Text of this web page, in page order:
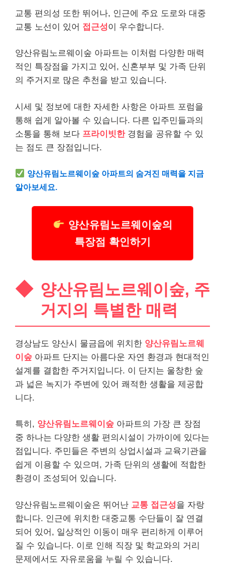
교통 편의성 또한 뛰어나, 인근에 주요 도로와 대중
교통 노선이 있어 접근성이 우수합니다.
양산유림노르웨이숲 아파트는 이처럼 다양한 매력
적인 특장점을 가지고 있어, 신혼부부 및 가족 단위
의 주거지로 많은 추천을 받고 있습니다.
시세 및 정보에 대한 자세한 사항은 아파트 포럼을
통해 쉽게 알아볼 수 있습니다. 다른 입주민들과의
소통을 통해 보다 프라이빗한경험을 공유할 수 있
는 점도 큰 장점입니다.
양산유림노르웨이숲 아파트의 숨겨진 매력을 지금
알아보세요.
양산유림노르웨이숲의
특장점 확인하기
양산유림노르웨이숲, 주
거지의 특별한 매력
경상남도 양산시 물금읍에 위치한 양산유림노르웨
이숲 아파트 단지는 아름다운 자연 환경과 현대적인
설계를 결합한 주거지입니다. 이 단지는 울창한 숲
과 넓은 녹지가 주변에 있어 쾌적한 생활을 제공합
니다.
특히, 양산유림노르웨이숲 아파트의 가장 큰 장점
중 하나는 다양한 생활 편의시설이 가까이에 있다는
점입니다. 주민들은 주변의 상업시설과 교육기관을
쉽게 이용할 수 있으며, 가족 단위의 생활에 적합한
환경이 조성되어 있습니다.
양산유림노르웨이숲은 뛰어난 교통 접근성을 자랑
합니다. 인근에 위치한 대중교통 수단들이 잘 연결
되어 있어, 일상적인 이동이 매우 편리하게 이루어
질 수 있습니다. 이로 인해 직장 및 학교와의 거리
문제에서도 자유로움을 누릴 수 있습니다.